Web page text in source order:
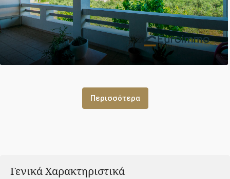
Περισσότερα
Γενικά Χαρακτηριστικά